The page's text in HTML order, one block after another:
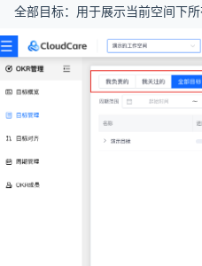
全部目标：用于展示当前空间下